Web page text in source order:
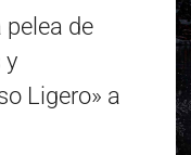
de
y
Ligero» a